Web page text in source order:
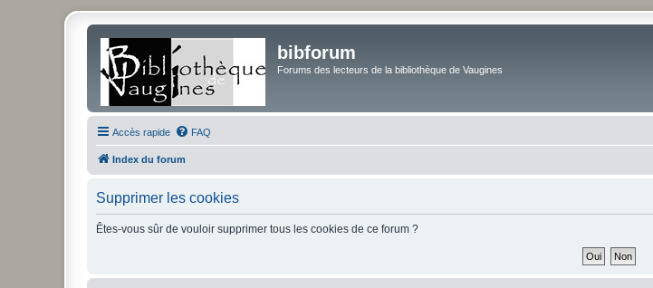
bibforum
Forums des lecteurs de la bibliothèque de Vaugines
Accès rapide FAQ
Index du forum
Supprimer les cookies
Êtes-vous sûr de vouloir supprimer tous les cookies de ce forum ?